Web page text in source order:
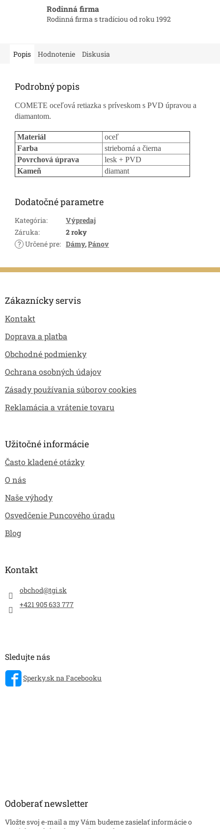
Rodinná firma
Rodinná firma s tradíciou od roku 1992
Popis Hodnotenie Diskusia
Podrobný popis
COMETE oceľová retiazka s príveskom s PVD úpravou a
diamantom.
Materiál
oceľ
Farba
strieborná a čierna
Povrchová úprava
lesk + PVD
Kameň
diamant
Dodatočné parametre
Kategória:
Výpredaj
Záruka:
2 roky
? Určené pre: Dámy,Pánov
Zákaznícky servis
Kontakt
Doprava a platba
Obchodné podmienky
Ochrana osobných údajov
Zásady používania súborov cookies
Reklamácia a vrátenie tovaru
Užitočné informácie
Často kladené otázky
O nás
Naše výhody
Osvedčenie Puncového úradu
Blog
Kontakt
obchod@tgi.sk
+421 905 633 777
Sledujte nás
Sperky.sk na Facebooku
Odoberať newsletter
Vložte svoj e-mail a my Vám budeme zasielať informácie o